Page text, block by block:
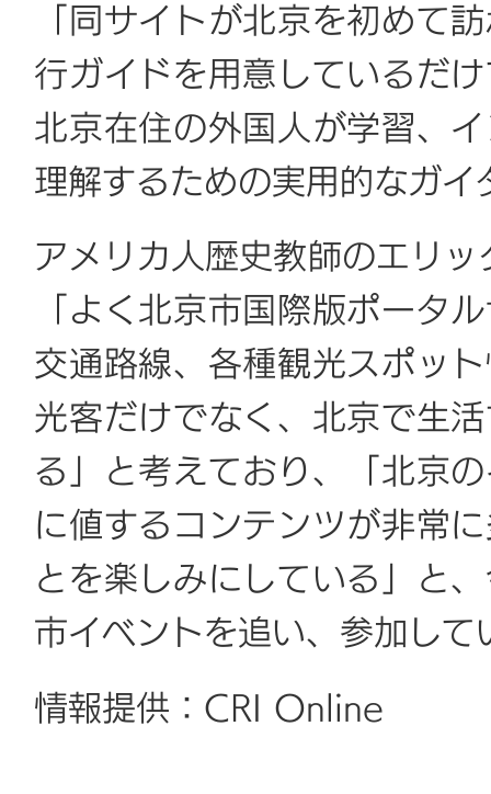
「同サイトが北京を初めて
行ガイドを用意しているだ
北京在住の外国人が学習、
理解するための実用的なガ
アメリカ人歴史教師のエリ
「よく北京市国際版ポータ
交通路線、各種観光スポッ
光客だけでなく、北京で生
る」と考えており、「北京
に値するコンテンツが非常
とを楽しみにしている」と
市イベントを追い、参加し
情報提供：CRI Online